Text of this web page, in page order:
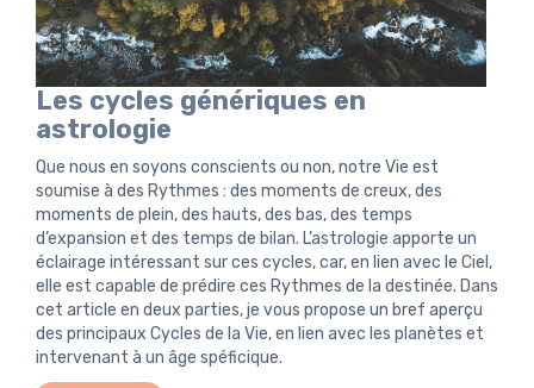
Les cycles génériques en
astrologie
Que nous en soyons conscients ou non, notre Vie est
soumise à des Rythmes : des moments de creux, des
moments de plein, des hauts, des bas, des temps
d’expansion et des temps de bilan. L’astrologie apporte un
éclairage intéressant sur ces cycles, car, en lien avec le Ciel,
elle est capable de prédire ces Rythmes de la destinée. Dans
cet article en deux parties, je vous propose un bref aperçu
des principaux Cycles de la Vie, en lien avec les planètes et
intervenant à un âge spéficique.